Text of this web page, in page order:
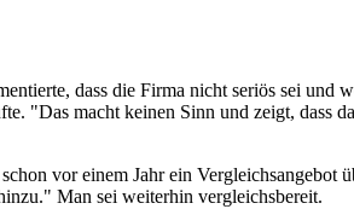
dass die Firma nicht seriös sei
"Das macht keinen Sinn und zeigt, dass
vor einem Jahr ein
Man sei weiterhin vergleichsbereit.